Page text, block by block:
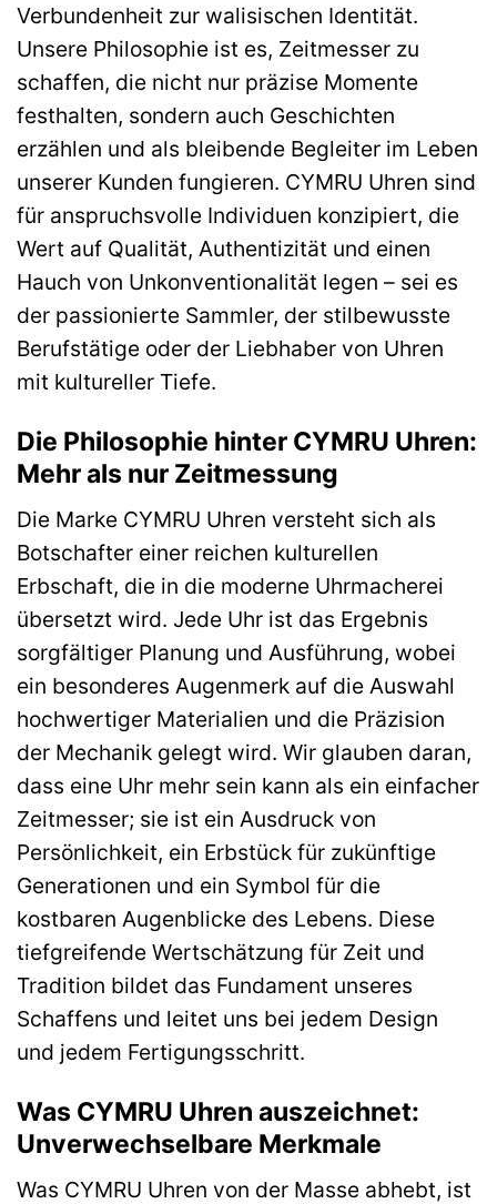
Verbundenheit zur walisischen Identität.
Unsere Philosophie ist es, Zeitmesser zu
schaffen, die nicht nur präzise Momente
festhalten, sondern auch Geschichten
erzählen und als bleibende Begleiter im Leben
unserer Kunden fungieren. CYMRU Uhren sind
für anspruchsvolle Individuen konzipiert, die
Wert auf Qualität, Authentizität und einen
Hauch von Unkonventionalität legen – sei es
der passionierte Sammler, der stilbewusste
Berufstätige oder der Liebhaber von Uhren
mit kultureller Tiefe.
Die Philosophie hinter CYMRU Uhren:
Mehr als nur Zeitmessung
Die Marke CYMRU Uhren versteht sich als
Botschafter einer reichen kulturellen
Erbschaft, die in die moderne Uhrmacherei
übersetzt wird. Jede Uhr ist das Ergebnis
sorgfältiger Planung und Ausführung, wobei
ein besonderes Augenmerk auf die Auswahl
hochwertiger Materialien und die Präzision
der Mechanik gelegt wird. Wir glauben daran,
dass eine Uhr mehr sein kann als ein einfacher
Zeitmesser; sie ist ein Ausdruck von
Persönlichkeit, ein Erbstück für zukünftige
Generationen und ein Symbol für die
kostbaren Augenblicke des Lebens. Diese
tiefgreifende Wertschätzung für Zeit und
Tradition bildet das Fundament unseres
Schaffens und leitet uns bei jedem Design
und jedem Fertigungsschritt.
Was CYMRU Uhren auszeichnet:
Unverwechselbare Merkmale
Was CYMRU Uhren von der Masse abhebt, ist